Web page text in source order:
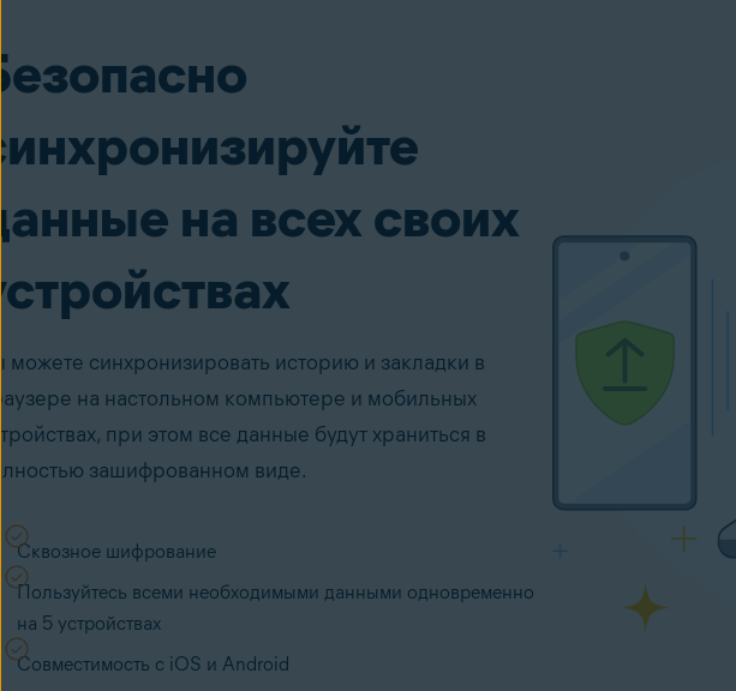
на всех своих
можете синхронизировать историю и закладки в
на настольном компьютере и мобильных
при этом все данные будут храниться в
зашифрованном виде.
Сквозное шифрование
Пользуйтесь всеми необходимыми данными одновременно
на 5 устройствах
Совместимость с iOS и Android